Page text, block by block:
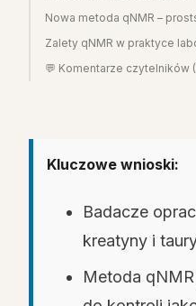
Nowa metoda qNMR –
Zalety qNMR w praktyce
💬 Komentarze czytelników
Kluczowe wnioski:
Badacze
kreatyny i
Metoda